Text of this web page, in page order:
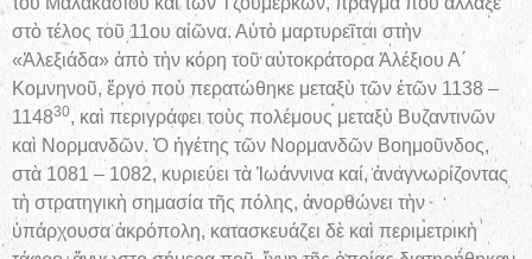
στὸ τέλος τοῦ 11ου αἰῶνα. Αὐτὸ μαρτυρεῖται στὴν
«Ἀλεξιάδα» ἀπὸ τὴν κόρη τοῦ αὐτοκράτορα Ἀλέξιου Α΄
Κομνηνοῦ, ἔργο ποὺ περατώθηκε μεταξὺ τῶν ἐτῶν 1138 –
114830, καὶ περιγράφει τοὺς πολέμους μεταξὺ Βυζαντινῶν
καὶ Νορμανδῶν. Ὁ ἡγέτης τῶν Νορμανδῶν Βοημοῦνδος,
στὰ 1081 – 1082, κυριεύει τὰ Ἰωάννινα καί, ἀναγνωρίζοντας
τὴ στρατηγικὴ σημασία τῆς πόλης, ἀνορθώνει τὴν
ὑπάρχουσα ἀκρόπολη, κατασκευάζει δὲ καὶ περιμετρικὴ